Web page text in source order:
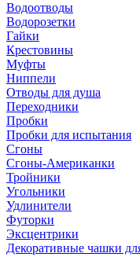
Водоотводы
Водорозетки
Гайки
Крестовины
Муфты
Ниппели
Отводы для душа
Переходники
Пробки
Пробки для испытания
Сгоны
Сгоны-Американки
Тройники
Угольники
Удлинители
Футорки
Эксцентрики
Декоративные чашки